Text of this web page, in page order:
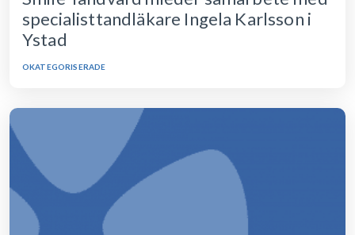
specialisttandläkare Ingela Karlsson i
Ystad
OKATEGORISERADE